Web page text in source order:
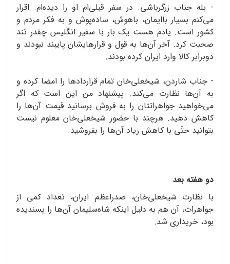
- بله جناب زرگرباشی. در سفر قبلی‌ام او را دیده‌ام. اقرار
می‌کنم بسیار باایمان، باهوش، ساده‌پوش و به فکر مردم و
کشور است. یادم هست یک بار با سفیر انگلیس چقدر تند
صحبت کرد. آخر آن‌ها به قول و قرارهایشان پایبند نبودند و
دوبرابر کالا وارد ایران کرده بودند.
- جناب شاردن، شیخعلی‌خان تمام قراردادها را امضا کرده و
به آن‌ها نظارت می‌کند. پیشنهاد من این است که اگر
می‌خواهید جواهراتتان را به فروش برسانید قیمت آن‌ها را
کاهش دهید. هرچند با حضور شیخعلی‌خان معلوم نیست
بتوانید حتّی با کاهش زیاد آن‌ها را بفروشید.
دو هفته بعد
با نظارت شیخعلی‌خان، صدراعظم ایران، تعداد کمی از
جواهرات، آن هم به دلیل اینکه شاه‌سلیمان آن‌ها را پسندیده
بود، خریداری شد.